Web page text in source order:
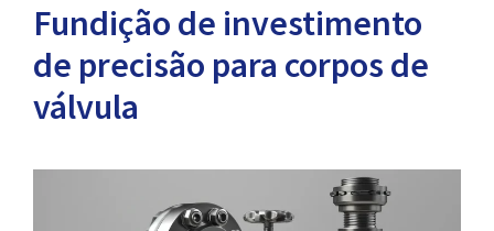
Fundição de investimento
de precisão para corpos de
válvula